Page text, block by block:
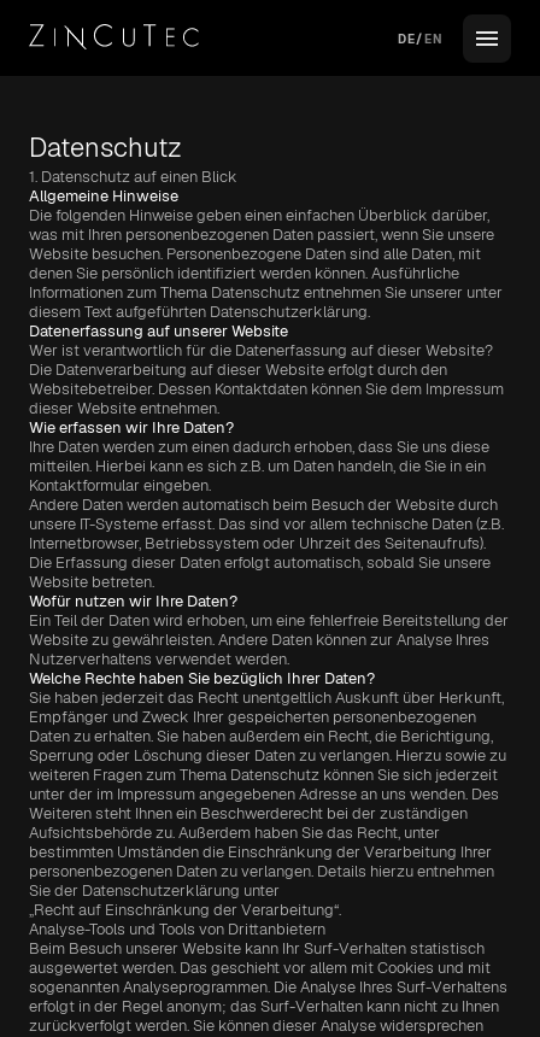
DE/EN
Oberflächen
Projekte
ZEN Kollektion
Shop
TUKKON Kollektion
Unternehmen
Leistungen
Team
Nachhaltigkeit
Kooperation
KONTAKT
Datenschutz
1. Datenschutz auf einen Blick
Allgemeine Hinweise
Die folgenden Hinweise geben einen einfachen Überblick darüber,
was mit Ihren personenbezogenen Daten passiert, wenn Sie unsere
Website besuchen. Personenbezogene Daten sind alle Daten, mit
denen Sie persönlich identifiziert werden können. Ausführliche
Informationen zum Thema Datenschutz entnehmen Sie unserer unter
diesem Text aufgeführten Datenschutzerklärung.
Datenerfassung auf unserer Website
Wer ist verantwortlich für die Datenerfassung auf dieser Website?
Die Datenverarbeitung auf dieser Website erfolgt durch den
Websitebetreiber. Dessen Kontaktdaten können Sie dem Impressum
dieser Website entnehmen.
Wie erfassen wir Ihre Daten?
Ihre Daten werden zum einen dadurch erhoben, dass Sie uns diese
mitteilen. Hierbei kann es sich z.B. um Daten handeln, die Sie in ein
Kontaktformular eingeben.
Andere Daten werden automatisch beim Besuch der Website durch
unsere IT-Systeme erfasst. Das sind vor allem technische Daten (z.B.
Internetbrowser, Betriebssystem oder Uhrzeit des Seitenaufrufs).
Die Erfassung dieser Daten erfolgt automatisch, sobald Sie unsere
Website betreten.
Wofür nutzen wir Ihre Daten?
Ein Teil der Daten wird erhoben, um eine fehlerfreie Bereitstellung der
Website zu gewährleisten. Andere Daten können zur Analyse Ihres
Nutzerverhaltens verwendet werden.
Welche Rechte haben Sie bezüglich Ihrer Daten?
Sie haben jederzeit das Recht unentgeltlich Auskunft über Herkunft,
Empfänger und Zweck Ihrer gespeicherten personenbezogenen
Daten zu erhalten. Sie haben außerdem ein Recht, die Berichtigung,
Sperrung oder Löschung dieser Daten zu verlangen. Hierzu sowie zu
weiteren Fragen zum Thema Datenschutz können Sie sich jederzeit
unter der im Impressum angegebenen Adresse an uns wenden. Des
Weiteren steht Ihnen ein Beschwerderecht bei der zuständigen
Aufsichtsbehörde zu. Außerdem haben Sie das Recht, unter
bestimmten Umständen die Einschränkung der Verarbeitung Ihrer
personenbezogenen Daten zu verlangen. Details hierzu entnehmen
Sie der Datenschutzerklärung unter
„Recht auf Einschränkung der Verarbeitung“.
Analyse-Tools und Tools von Drittanbietern
Beim Besuch unserer Website kann Ihr Surf-Verhalten statistisch
ausgewertet werden. Das geschieht vor allem mit Cookies und mit
sogenannten Analyseprogrammen. Die Analyse Ihres Surf-Verhaltens
erfolgt in der Regel anonym; das Surf-Verhalten kann nicht zu Ihnen
zurückverfolgt werden. Sie können dieser Analyse widersprechen